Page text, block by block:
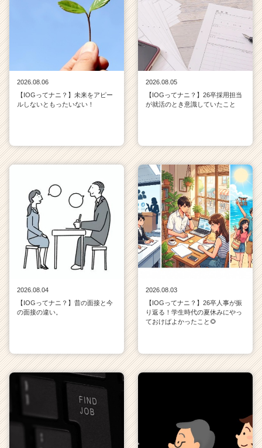
2026.08.06
【IOGってナニ？】未来をアピー
ルしないともったいない！
2026.08.05
【IOGってナニ？】26卒採用担当
が就活のとき意識していたこと
2026.08.04
【IOGってナニ？】昔の面接と今
の面接の違い。
2026.08.03
【IOGってナニ？】26卒人事が振
り返る！学生時代の夏休みにやっ
ておけばよかったこと🌻